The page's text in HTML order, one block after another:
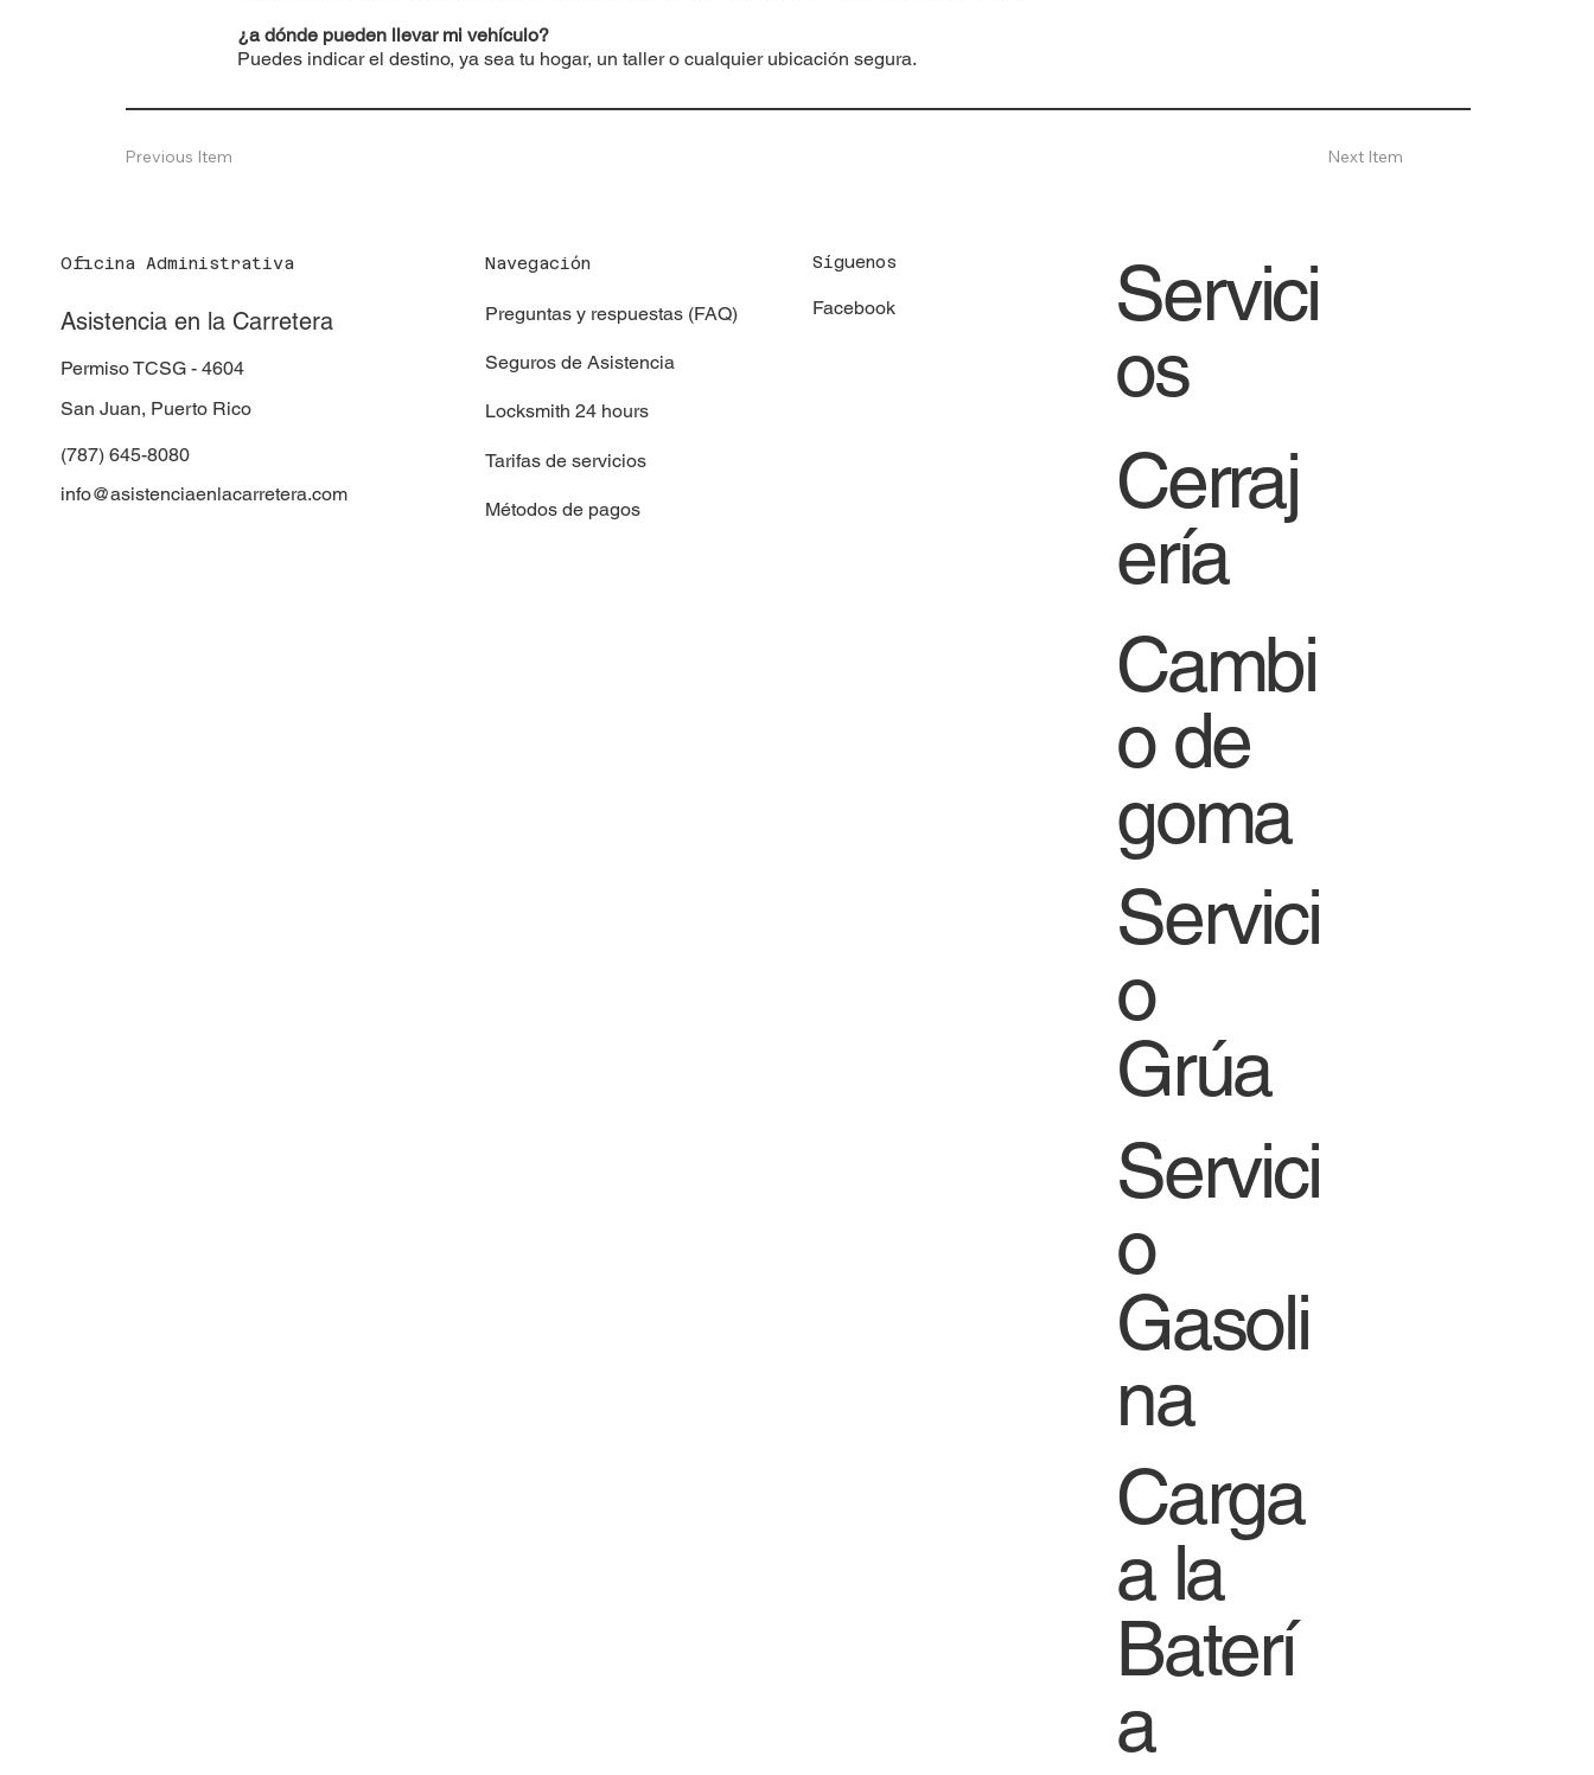
¿a dónde pueden llevar mi vehículo?
Puedes indicar el destino, ya sea tu hogar, un taller o cualquier ubicación segura.
Previous Item Next Item
Oficina Administrativa
Asistencia en la Carretera
Permiso TCSG - 4604
San Juan, Puerto Rico
(787) 645-8080
info@asistenciaenlacarretera.com
Navegación
Preguntas y respuestas (FAQ)
Seguros de Asistencia
Locksmith 24 hours
Tarifas de servicios
Métodos de pagos
Síguenos
Facebook
Servici
os
Cerraj
ería
Cambi
o de
goma
Servici
o
Grúa
Servici
o
Gasoli
na
Carga
a la
Baterí
a